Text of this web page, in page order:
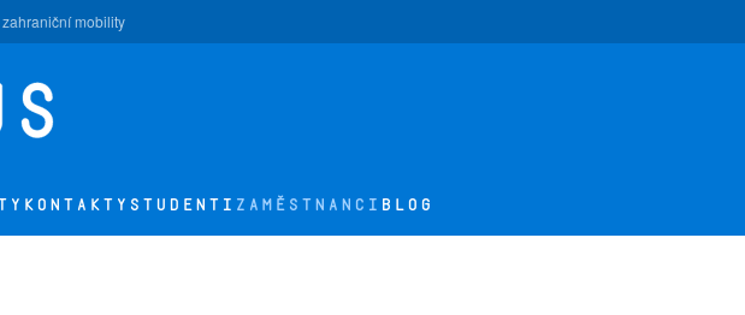
mobility
KONTAKTY STUDENTI ZAMĚSTNANCI BLOG